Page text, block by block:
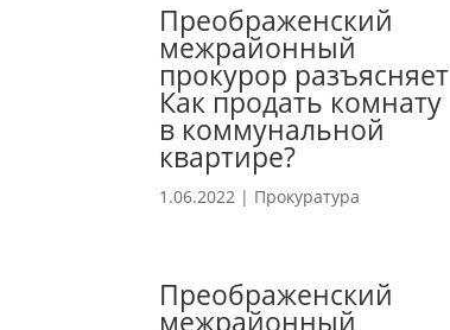
Преображенский
межрайонный
прокурор разъясняет
Как продать комнату
в коммунальной
квартире?
1.06.2022 | Прокуратура
Преображенский
межрайонный